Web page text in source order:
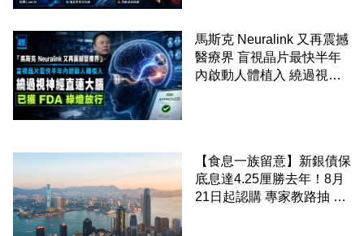
馬斯克 Neuralink 又再震撼
醫療界 盲視晶片最快半年
內啟動人體植入 繞過視神
【食息一族留意】新銀債保
底息達4.25厘勝去年！8月
21日起認購 專家教路抽 20